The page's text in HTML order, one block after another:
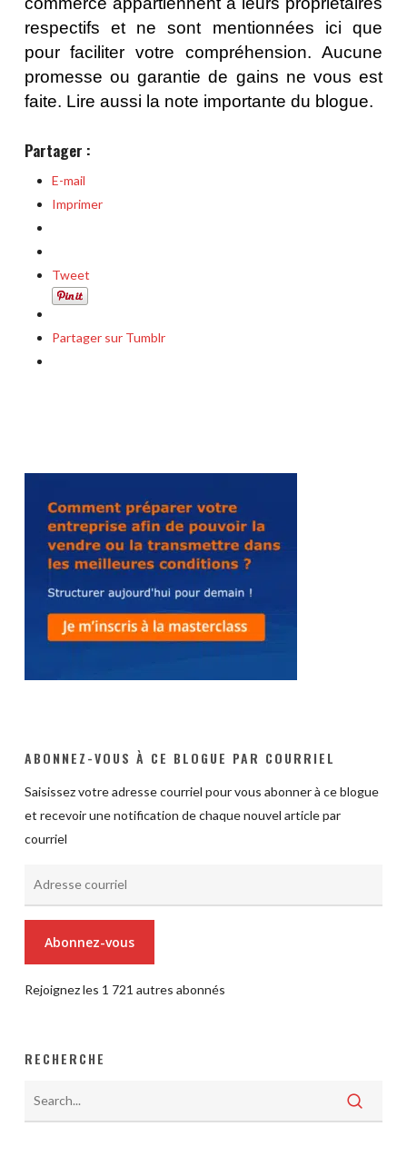
respectifs et ne sont mentionnées ici que
pour faciliter votre compréhension. Aucune
promesse ou garantie de gains ne vous est
faite. Lire aussi la note importante du blogue.
Partager :
E-mail
Imprimer
Tweet
Partager sur Tumblr
ABONNEZ-VOUS À CE BLOGUE PAR COURRIEL
Saisissez votre adresse courriel pour vous abonner à ce blogue
et recevoir une notification de chaque nouvel article par
courriel
Abonnez-vous
Rejoignez les 1 721 autres abonnés
RECHERCHE